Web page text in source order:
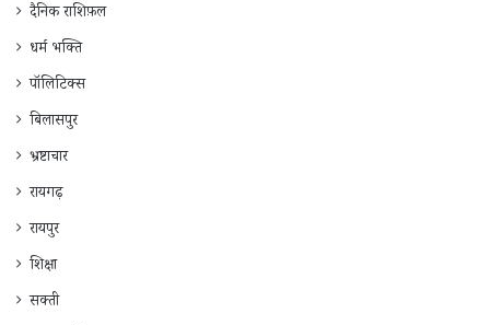
दैनिक राशिफ़ल
धर्म भक्ति
पॉलिटिक्स
बिलासपुर
भ्रष्टाचार
रायगढ़
रायपुर
शिक्षा
सक्ती